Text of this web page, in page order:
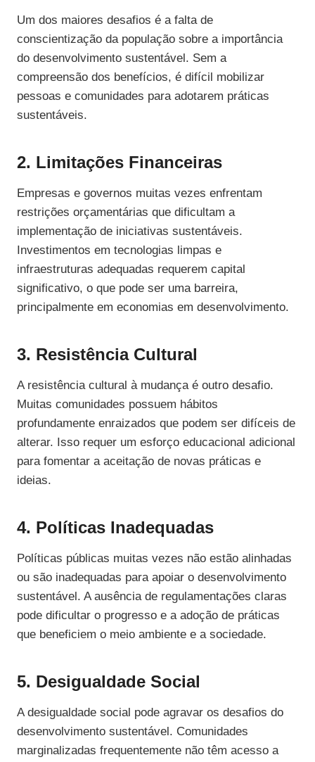
Um dos maiores desafios é a falta de
conscientização da população sobre a importância
do desenvolvimento sustentável. Sem a
compreensão dos benefícios, é difícil mobilizar
pessoas e comunidades para adotarem práticas
sustentáveis.
2. Limitações Financeiras
Empresas e governos muitas vezes enfrentam
restrições orçamentárias que dificultam a
implementação de iniciativas sustentáveis.
Investimentos em tecnologias limpas e
infraestruturas adequadas requerem capital
significativo, o que pode ser uma barreira,
principalmente em economias em desenvolvimento.
3. Resistência Cultural
A resistência cultural à mudança é outro desafio.
Muitas comunidades possuem hábitos
profundamente enraizados que podem ser difíceis de
alterar. Isso requer um esforço educacional adicional
para fomentar a aceitação de novas práticas e
ideias.
4. Políticas Inadequadas
Políticas públicas muitas vezes não estão alinhadas
ou são inadequadas para apoiar o desenvolvimento
sustentável. A ausência de regulamentações claras
pode dificultar o progresso e a adoção de práticas
que beneficiem o meio ambiente e a sociedade.
5. Desigualdade Social
A desigualdade social pode agravar os desafios do
desenvolvimento sustentável. Comunidades
marginalizadas frequentemente não têm acesso a